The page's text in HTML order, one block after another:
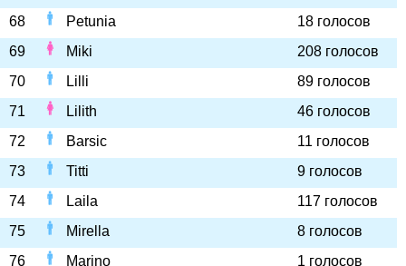
68
Petunia
18 голосов
69
Miki
208 голосов
70
Lilli
89 голосов
71
Lilith
46 голосов
72
Barsic
11 голосов
73
Titti
9 голосов
74
Laila
117 голосов
75
Mirella
8 голосов
76
Marino
1 голосов